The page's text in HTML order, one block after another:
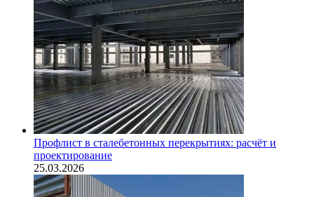
Профлист в сталебетонных перекрытиях: расчёт и
проектирование
25.03.2026